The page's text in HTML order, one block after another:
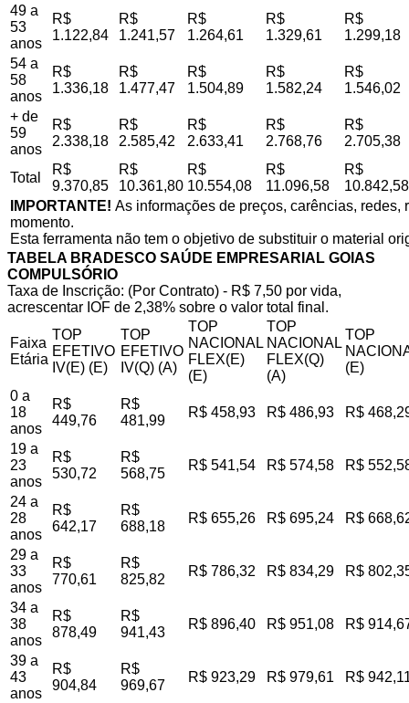
49 a
53
anos
R$
1.122,84
R$
1.241,57
R$
1.264,61
R$
1.329,61
R$
1.299,18
54 a
58
anos
R$
1.336,18
R$
1.477,47
R$
1.504,89
R$
1.582,24
R$
1.546,02
+ de
59
anos
R$
2.338,18
R$
2.585,42
R$
2.633,41
R$
2.768,76
R$
2.705,38
Total
R$
9.370,85
R$
10.361,80
R$
10.554,08
R$
11.096,58
R$
10.842,58
IMPORTANTE! As informações de preços, carências,
momento.
Esta ferramenta não tem o objetivo de substituir o material
TABELA BRADESCO SAÚDE EMPRESARIAL GOIAS
COMPULSÓRIO
Taxa de Inscrição: (Por Contrato) - R$ 7,50 por vida,
acrescentar IOF de 2,38% sobre o valor total final.
Faixa
Etária
TOP
EFETIVO
IV(E) (E)
TOP
EFETIVO
IV(Q) (A)
TOP
NACIONAL
FLEX(E)
(E)
TOP
NACIONAL
FLEX(Q)
(A)
TOP
(E)
0 a
18
anos
R$
449,76
R$
481,99
R$ 458,93 R$ 486,93 R$
19 a
23
anos
R$
530,72
R$
568,75
R$ 541,54 R$ 574,58 R$
24 a
28
anos
R$
642,17
R$
688,18
R$ 655,26 R$ 695,24 R$
29 a
33
anos
R$
770,61
R$
825,82
R$ 786,32 R$ 834,29 R$
34 a
38
anos
R$
878,49
R$
941,43
R$ 896,40 R$ 951,08 R$
39 a
43
anos
R$
904,84
R$
969,67
R$ 923,29 R$ 979,61 R$